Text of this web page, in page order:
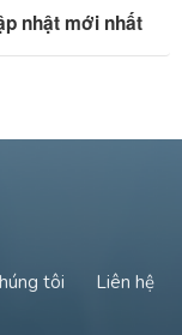
nhật mới nhất
tôi Liên hệ